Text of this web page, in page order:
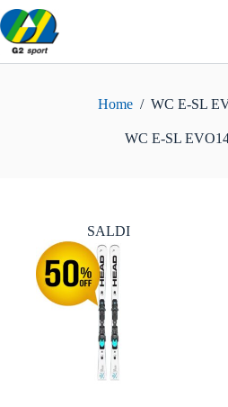
Salta
al
contenuto
Home / WC E-SL
WC E-SL
SALDI